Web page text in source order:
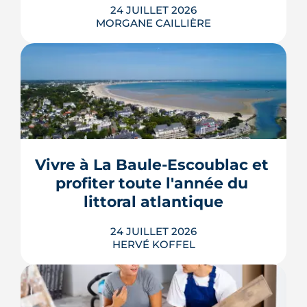
5/5
24 JUILLET 2026
MORGANE CAILLIÈRE
Le projet de la ZAC Pirmil-Les Isles
déploie 3 300 logements neufs entre
Rezé et Nantes, dont 55 % attribués au
en Bail Réel Solidaire.
LIRE L'ARTICLE
Vivre à La Baule-Escoublac et
profiter toute l'année du
littoral atlantique
24 JUILLET 2026
HERVÉ KOFFEL